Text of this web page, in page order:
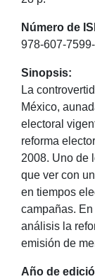
Número de
978-607-
Sinopsis:
La
México,
electoral
reforma
2008. Uno de
que ver con
en tiempos
campañas.
análisis la
emisión de
Año de